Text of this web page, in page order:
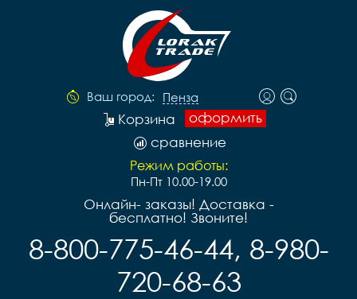
Ваш город: Пенза
оформить
Корзина
сравнение
Режим работы:
Пн-Пт 10.00-19.00
Онлайн- заказы! Доставка -
бесплатно! Звоните!
8-800-775-46-44, 8-980-
720-68-63